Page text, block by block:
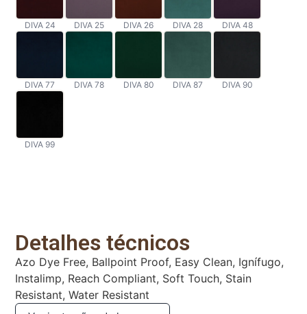
DIVA 24 DIVA 25 DIVA 26 DIVA 28 DIVA 48
DIVA 77 DIVA 78 DIVA 80 DIVA 87 DIVA 90
DIVA 99
Detalhes técnicos
Azo Dye Free, Ballpoint Proof, Easy Clean, Ignífugo,
Instalimp, Reach Compliant, Soft Touch, Stain
Resistant, Water Resistant